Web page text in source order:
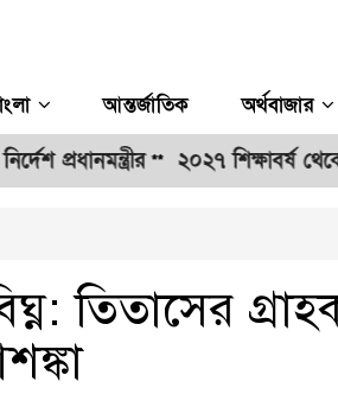
আন্তর্জাতিক অর্থবাজার
** ২০২৭ শিক্ষাবর্ষ থেকে প্রথম
তিতাসের